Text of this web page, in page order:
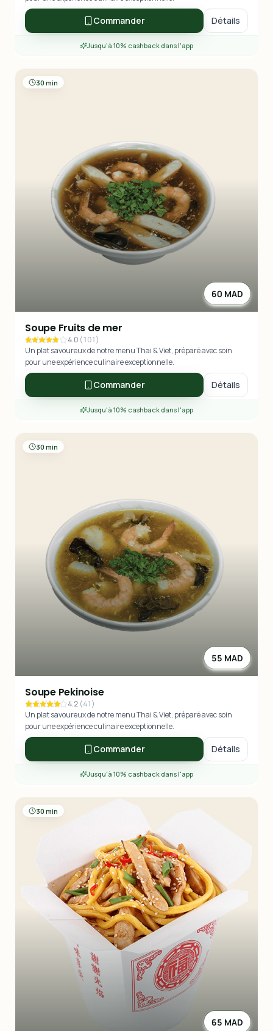
Commander Détails
Jusqu'à 10% cashback dans l'app
30 min
60 MAD
Soupe Fruits de mer
4.0 (101)
Un plat savoureux de notre menu Thai & Viet, préparé avec soin
pour une expérience culinaire exceptionnelle.
Commander Détails
Jusqu'à 10% cashback dans l'app
30 min
55 MAD
Soupe Pekinoise
4.2 (41)
Un plat savoureux de notre menu Thai & Viet, préparé avec soin
pour une expérience culinaire exceptionnelle.
Commander Détails
Jusqu'à 10% cashback dans l'app
30 min
65 MAD